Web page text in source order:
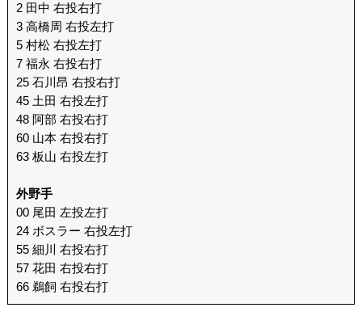
2 田中 右投右打
3 高橋周 右投左打
5 村松 右投左打
7 福永 右投右打
25 石川昂 右投右打
45 土田 右投左打
48 阿部 右投右打
60 山本 右投右打
63 板山 右投左打
外野手
00 尾田 左投左打
24 ボスラー 右投左打
55 細川 右投右打
57 花田 右投右打
66 鵜飼 右投右打